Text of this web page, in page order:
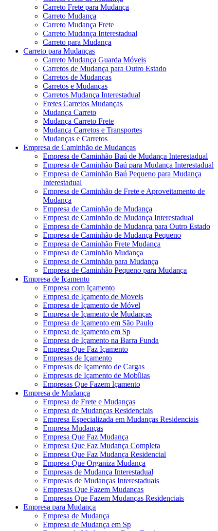
Carreto Frete para Mudança
Carreto Mudança
Carreto Mudança Frete
Carreto Mudança Interestadual
Carreto para Mudança
Carreto para Mudanças
Carreto Mudança Guarda Móveis
Carretos de Mudança para Outro Estado
Carretos de Mudanças
Carretos e Mudanças
Carretos Mudança Interestadual
Fretes Carretos Mudanças
Mudança Carreto
Mudança Carreto Frete
Mudança Carretos e Transportes
Mudanças e Carretos
Empresa de Caminhão de Mudanças
Empresa de Caminhão Baú de Mudança Interestadual
Empresa de Caminhão Baú para Mudança Interestadual
Empresa de Caminhão Baú Pequeno para Mudança
Interestadual
Empresa de Caminhão de Frete e Aproveitamento de
Mudança
Empresa de Caminhão de Mudança
Empresa de Caminhão de Mudança Interestadual
Empresa de Caminhão de Mudança para Outro Estado
Empresa de Caminhão de Mudança Pequeno
Empresa de Caminhão Frete Mudança
Empresa de Caminhão Mudança
Empresa de Caminhão para Mudança
Empresa de Caminhão Pequeno para Mudança
Empresa de Içamento
Empresa com Içamento
Empresa de Içamento de Moveis
Empresa de Içamento de Móvel
Empresa de Içamento de Mudanças
Empresa de Içamento em São Paulo
Empresa de Içamento em Sp
Empresa de Içamento na Barra Funda
Empresa Que Faz Içamento
Empresas de Içamento
Empresas de Içamento de Cargas
Empresas de Içamento de Mobílias
Empresas Que Fazem Içamento
Empresa de Mudança
Empresa de Frete e Mudanças
Empresa de Mudanças Residenciais
Empresa Especializada em Mudanças Residenciais
Empresa Mudanças
Empresa Que Faz Mudança
Empresa Que Faz Mudança Completa
Empresa Que Faz Mudança Residencial
Empresa Que Organiza Mudança
Empresas de Mudança Interestadual
Empresas de Mudanças Interestaduais
Empresas Que Fazem Mudanças
Empresas Que Fazem Mudanças Residenciais
Empresa para Mudança
Empresa de Mudança
Empresa de Mudança em Sp